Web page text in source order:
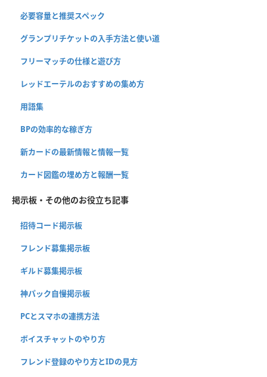
必要容量と推奨スペック
グランプリチケットの入手方法と使い道
フリーマッチの仕様と遊び方
レッドエーテルのおすすめの集め方
用語集
BPの効率的な稼ぎ方
新カードの最新情報と情報一覧
カード図鑑の埋め方と報酬一覧
掲示板・その他のお役立ち記事
招待コード掲示板
フレンド募集掲示板
ギルド募集掲示板
神パック自慢掲示板
PCとスマホの連携方法
ボイスチャットのやり方
フレンド登録のやり方とIDの見方